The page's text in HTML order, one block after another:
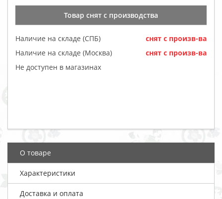
Товар cнят с производства
Наличие на складе (СПБ)
cнят с произв-ва
Наличие на складе (Москва)
cнят с произв-ва
Не доступен в магазинах
О товаре
Характеристики
Доставка и оплата